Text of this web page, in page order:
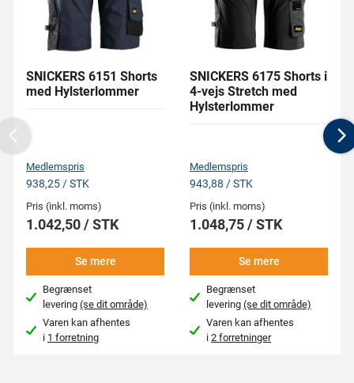
SNICKERS 6151 Shorts
med Hylsterlommer
Medlemspris
938,25 / STK
Pris (inkl. moms)
1.042,50 / STK
Se mere
Begrænset
levering(se dit område)
Varen kan afhentes
i 1 forretning
SNICKERS 6175 Shorts i
4-vejs Stretch med
Hylsterlommer
Medlemspris
943,88 / STK
Pris (inkl. moms)
1.048,75 / STK
Se mere
Begrænset
levering(se dit område)
Varen kan afhentes
i2 forretninger
Previous